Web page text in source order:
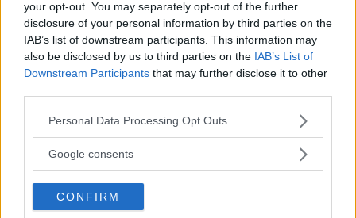
your opt-out. You may separately opt-out of the further
disclosure of your personal information by third parties on the
IAB’s list of downstream participants. This information may
also be disclosed by us to third parties on the IAB’s List of
Downstream Participants that may further disclose it to other
Please note that this website/app uses one or more Google
not limited to your visit or usage behaviour. You may click to
use your data for below specified purposes in below Google
consent section.
Personal Data Processing Opt Outs
Google consents
CONFIRM